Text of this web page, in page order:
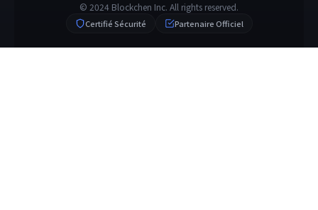
© 2024 Blockchen Inc. All rights reserved.
Certifié Sécurité Partenaire Officiel